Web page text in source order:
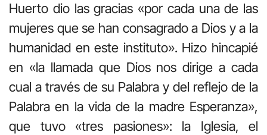
Huerto dio las gracias «por cada una de las
mujeres que se han consagrado a Dios y a la
humanidad en este instituto». Hizo hincapié
en «la llamada que Dios nos dirige a cada
cual a través de su Palabra y del reflejo de la
Palabra en la vida de la madre Esperanza»,
que tuvo «tres pasiones»: la Iglesia, el